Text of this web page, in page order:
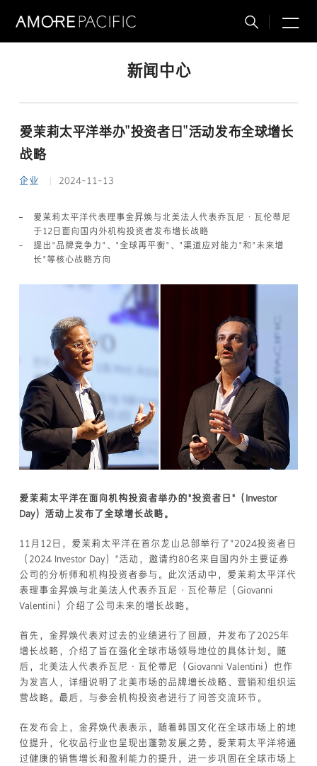
搜
索
新闻中心
爱茉莉太平洋举办"投资者日"活动发布全球增长
战略
企业 2024-11-13
爱茉莉太平洋代表理事金昇焕与北美法人代表乔瓦尼·瓦伦蒂尼
于12日面向国内外机构投资者发布增长战略
提出"品牌竞争力"、"全球再平衡"、"渠道应对能力"和"未来增
长"等核心战略方向
爱茉莉太平洋在面向机构投资者举办的"投资者日"（Investor
Day）活动上发布了全球增长战略。
11月12日，爱茉莉太平洋在首尔龙山总部举行了"2024投资者日
（2024 Investor Day）"活动，邀请约80名来自国内外主要证券
公司的分析师和机构投资者参与。此次活动中，爱茉莉太平洋代
表理事金昇焕与北美法人代表乔瓦尼·瓦伦蒂尼（Giovanni
Valentini）介绍了公司未来的增长战略。
首先，金昇焕代表对过去的业绩进行了回顾，并发布了2025年
增长战略，介绍了旨在强化全球市场领导地位的具体计划。随
后，北美法人代表乔瓦尼·瓦伦蒂尼（Giovanni Valentini）也作
为发言人，详细说明了北美市场的品牌增长战略、营销和组织运
营战略。最后，与参会机构投资者进行了问答交流环节。
在发布会上，金昇焕代表表示，随着韩国文化在全球市场上的地
位提升，化妆品行业也呈现出蓬勃发展之势。爱茉莉太平洋将通
过健康的销售增长和盈利能力的提升，进一步巩固在全球市场上